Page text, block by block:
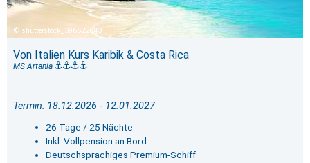
shutterstock_396522043
Von Italien Kurs Karibik & Costa Rica
MS Artania
Termin: 18.12.2026 - 12.01.2027
26 Tage / 25 Nächte
Inkl. Vollpension an Bord
Deutschsprachiges Premium-Schiff